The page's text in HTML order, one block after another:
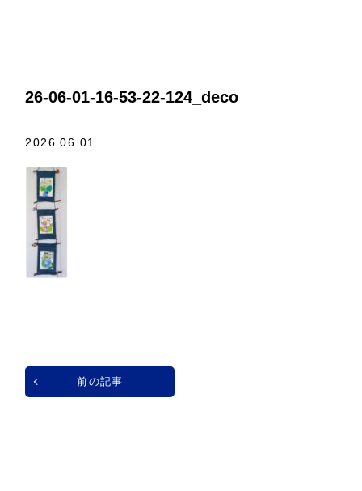
26-06-01-16-53-22-124_deco
2026.06.01
前の記事